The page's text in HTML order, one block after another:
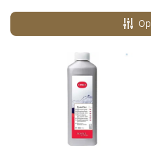
Bestsellers
Alphabetically